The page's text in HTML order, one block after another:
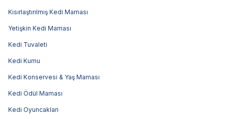
Kısırlaştırılmış Kedi Maması
Yetişkin Kedi Maması
Kedi Tuvaleti
Kedi Kumu
Kedi Konservesi & Yaş Maması
Kedi Ödül Maması
Kedi Oyuncakları